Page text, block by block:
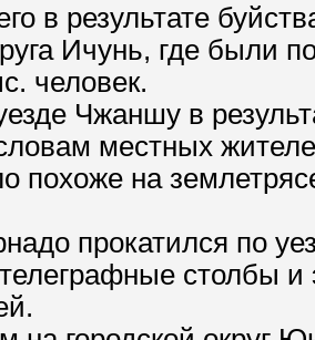
в результате
Ичунь, где
человек.
Чжаншу в
местных
похоже на
прокатился по
столбы и